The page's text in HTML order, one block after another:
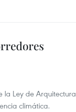
la Ley de Arquitectura
climática.